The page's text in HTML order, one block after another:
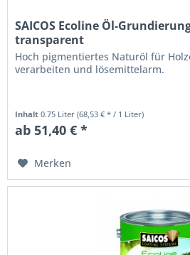
SAICOS Ecoline Öl-
transparent
Hoch pigmentiertes Naturöl für
verarbeiten und lösemittelarm.
Inhalt0.75 Liter(68,53 € * / 1 Liter)
ab 51,40 € *
Merken